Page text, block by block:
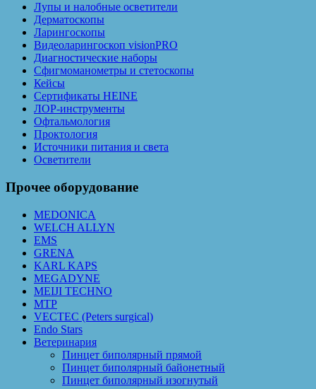
Лупы и налобные осветители
Дерматоскопы
Ларингоскопы
Видеоларингоскоп visionPRO
Диагностические наборы
Сфигмоманометры и стетоскопы
Кейсы
Сертификаты HEINE
ЛОР-инструменты
Офтальмология
Проктология
Источники питания и света
Осветители
Прочее оборудование
MEDONICA
WELCH ALLYN
EMS
GRENA
KARL KAPS
MEGADYNE
MEIJI TECHNO
MTP
VECTEC (Peters surgical)
Endo Stars
Ветеринария
Пинцет биполярный прямой
Пинцет биполярный байонетный
Пинцет биполярный изогнутый